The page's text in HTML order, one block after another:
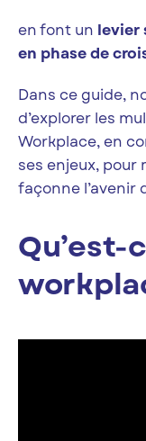
en font un levier
en phase de
Dans ce guide,
d’explorer les
Workplace, en
ses enjeux,
façonne l’avenir
Qu’est-